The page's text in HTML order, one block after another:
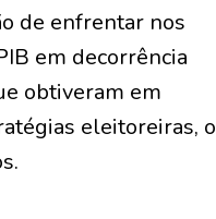
de enfrentar nos
em decorrência
obtiveram em
eleitoreiras, o